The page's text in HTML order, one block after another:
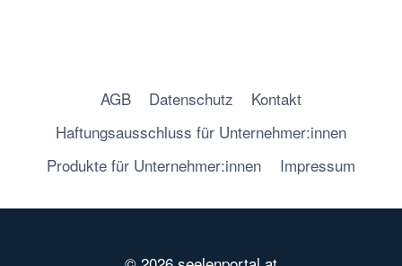
AGB Datenschutz
Kontakt
Haftungsausschluss für Unternehmer:innen
Produkte für Unternehmer:innen
Impressum